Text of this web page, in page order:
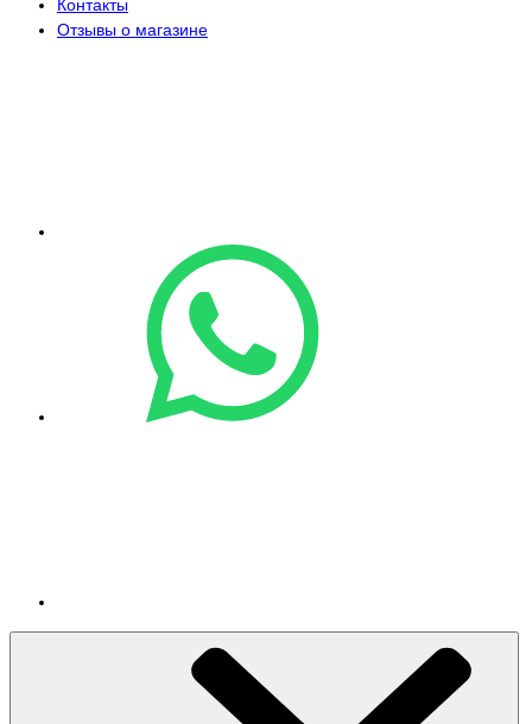
Контакты
Отзывы о магазине